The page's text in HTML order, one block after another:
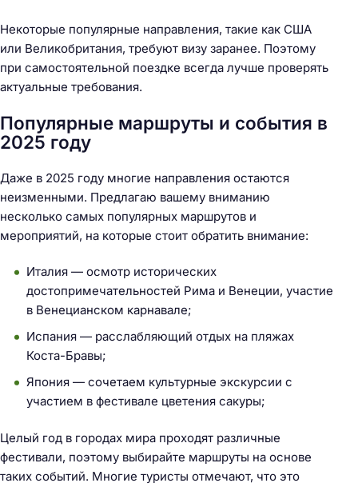
Некоторые популярные направления, такие как США
или Великобритания, требуют визу заранее. Поэтому
при самостоятельной поездке всегда лучше проверять
актуальные требования.
Популярные маршруты и события в
2025 году
Даже в 2025 году многие направления остаются
неизменными. Предлагаю вашему вниманию
несколько самых популярных маршрутов и
мероприятий, на которые стоит обратить внимание:
Италия — осмотр исторических
достопримечательностей Рима и Венеции, участие
в Венецианском карнавале;
Испания — расслабляющий отдых на пляжах
Коста-Бравы;
Япония — сочетаем культурные экскурсии с
участием в фестивале цветения сакуры;
Целый год в городах мира проходят различные
фестивали, поэтому выбирайте маршруты на основе
таких событий. Многие туристы отмечают, что это